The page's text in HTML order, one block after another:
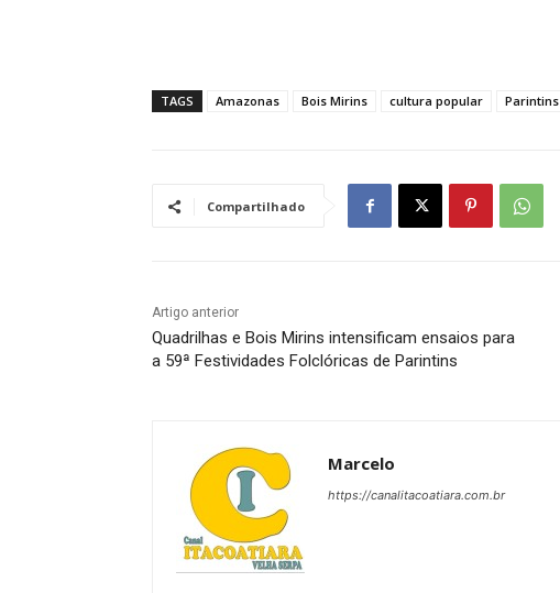
TAGS Amazonas Bois Mirins cultura popular Parintins
Compartilhado
Artigo anterior
Quadrilhas e Bois Mirins intensificam ensaios para
a 59ª Festividades Folclóricas de Parintins
Marcelo
https://canalitacoatiara.com.br